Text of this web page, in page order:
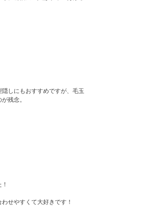
しにもおすすめですが、毛玉
残念。
せやすくて大好きです！